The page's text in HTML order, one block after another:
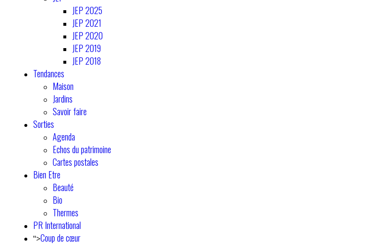
JEP 2025
JEP 2021
JEP 2020
JEP 2019
JEP 2018
Tendances
Maison
Jardins
Savoir faire
Sorties
Agenda
Echos du patrimoine
Cartes postales
Bien Etre
Beauté
Bio
Thermes
PR International
">Coup de cœur